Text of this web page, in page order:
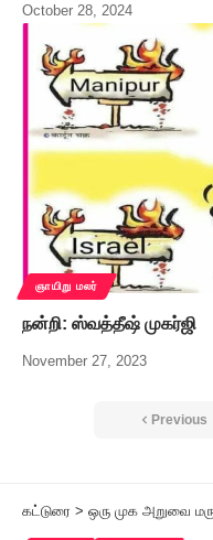
October 28, 2024
ஞாயிறு மலர்
நன்றி: ஸ்வத்தீஷ் முகர்ஜி
November 27, 2023
Previous
கட்டுரை > ஒரு முக அறுவை மருத்துவரின்